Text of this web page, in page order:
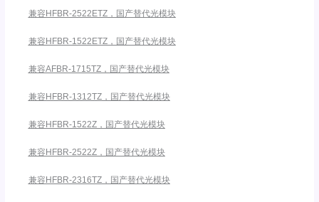
兼容HFBR-2522ETZ，国产替代光模块
兼容HFBR-1522ETZ，国产替代光模块
兼容AFBR-1715TZ，国产替代光模块
兼容HFBR-1312TZ，国产替代光模块
兼容HFBR-1522Z，国产替代光模块
兼容HFBR-2522Z，国产替代光模块
兼容HFBR-2316TZ，国产替代光模块